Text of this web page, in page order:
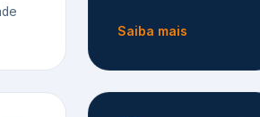
Saiba mais